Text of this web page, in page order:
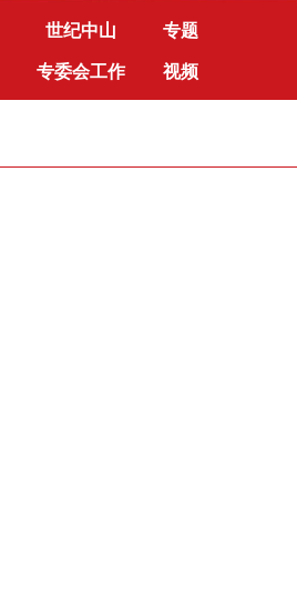
世纪中山 专题
专委会工作 视频